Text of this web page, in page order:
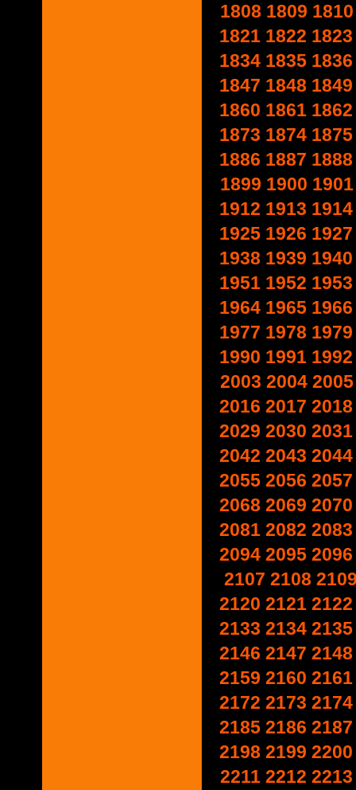
1808 1809 1810
1821 1822 1823
1834 1835 1836
1847 1848 1849
1860 1861 1862
1873 1874 1875
1886 1887 1888
1899 1900 1901
1912 1913 1914
1925 1926 1927
1938 1939 1940
1951 1952 1953
1964 1965 1966
1977 1978 1979
1990 1991 1992
2003 2004 2005
2016 2017 2018
2029 2030 2031
2042 2043 2044
2055 2056 2057
2068 2069 2070
2081 2082 2083
2094 2095 2096
2107 2108
2120 2121 2122
2133 2134 2135
2146 2147 2148
2159 2160 2161
2172 2173 2174
2185 2186 2187
2198 2199 2200
2211 2212 2213